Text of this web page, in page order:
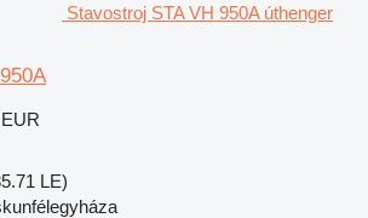
Stavostroj STA VH 950A úthenger
LE)